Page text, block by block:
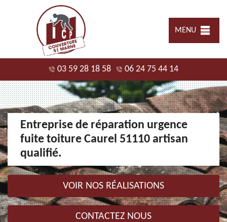
MENU
03 59 28 18 58 06 24 75 44 14
Entreprise de réparation urgence
fuite toiture Caurel 51110 artisan
qualifié.
VOIR NOS RÉALISATIONS
CONTACTEZ NOUS